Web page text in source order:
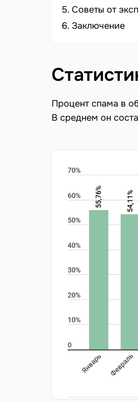
Советы от
Заключение
Процент спама в
В среднем он